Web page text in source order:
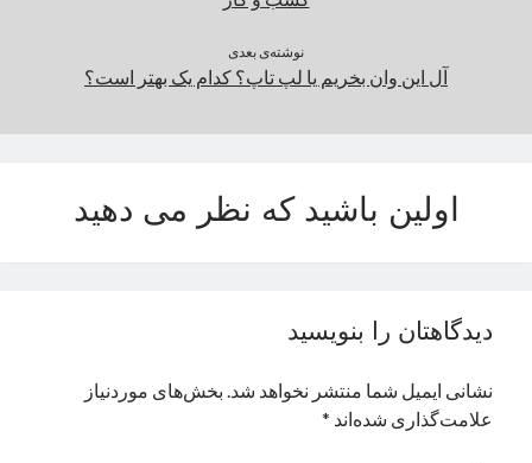
نوشته‌ی بعدی
آل این وان بخریم یا لپ تاپ؟ کدام یک بهتر است؟
اولین باشید که نظر می دهید
دیدگاهتان را بنویسید
نشانی ایمیل شما منتشر نخواهد شد. بخش‌های موردنیاز
علامت‌گذاری شده‌اند *